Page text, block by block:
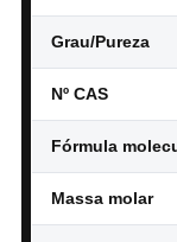
Grau/Pureza
Nº CAS
Fórmula
Massa molar